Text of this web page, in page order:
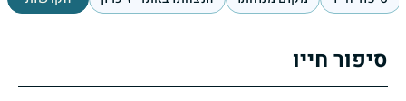
סיפור חייו